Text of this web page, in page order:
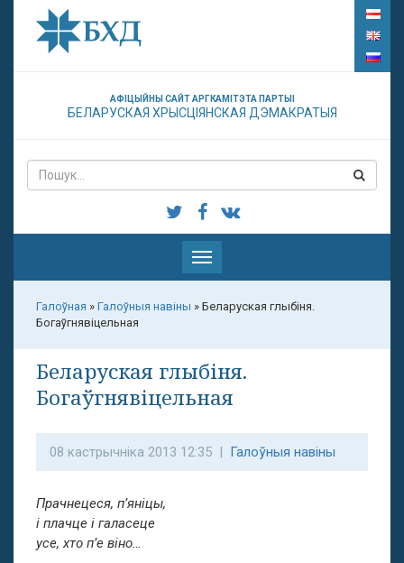
АФІЦЫЙНЫ САЙТ АРГКАМІТЭТА ПАРТЫІ
БЕЛАРУСКАЯ ХРЫСЦІЯНСКАЯ ДЭМАКРАТЫЯ
Паказаць
меню
Галоўная » Галоўныя навіны » Беларуская глыбіня.
Богаўгнявіцельная
Беларуская глыбіня.
Богаўгнявіцельная
08 кастрычніка 2013 12:35 | Галоўныя навіны
Прачнецеся, п’яніцы,
і плачце і галасеце
усе, хто п’е віно…